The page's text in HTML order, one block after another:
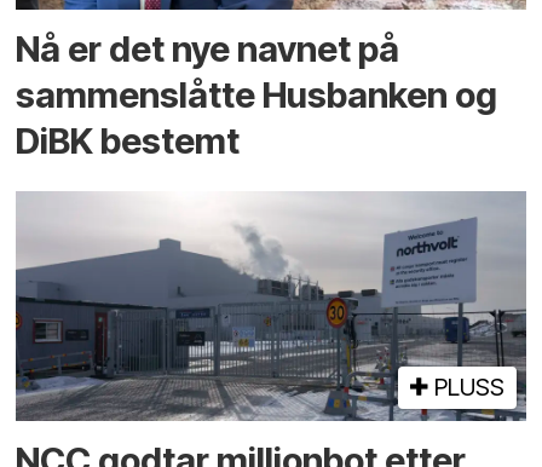
Nå er det nye navnet på
sammenslåtte Husbanken og
DiBK bestemt
PLUSS